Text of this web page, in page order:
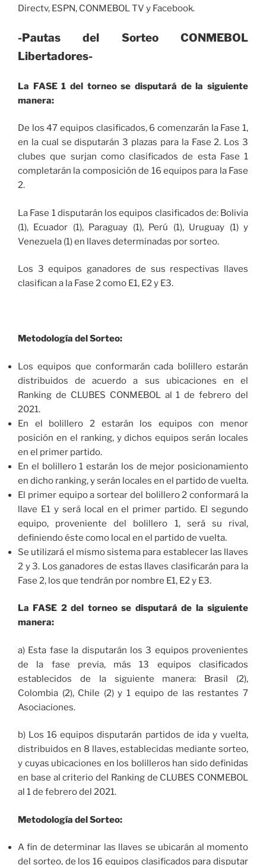
Directv, ESPN, CONMEBOL TV y Facebook.
-Pautas del Sorteo CONMEBOL
Libertadores-
La FASE 1 del torneo se disputará de la siguiente
manera:
De los 47 equipos clasificados, 6 comenzarán la Fase 1,
en la cual se disputarán 3 plazas para la Fase 2. Los 3
clubes que surjan como clasificados de esta Fase 1
completarán la composición de 16 equipos para la Fase
2.
La Fase 1 disputarán los equipos clasificados de: Bolivia
(1), Ecuador (1), Paraguay (1), Perú (1), Uruguay (1) y
Venezuela (1) en llaves determinadas por sorteo.
Los 3 equipos ganadores de sus respectivas llaves
clasifican a la Fase 2 como E1, E2 y E3.
Metodología del Sorteo:
Los equipos que conformarán cada bolillero estarán
distribuidos de acuerdo a sus ubicaciones en el
Ranking de CLUBES CONMEBOL al 1 de febrero del
2021.
En el bolillero 2 estarán los equipos con menor
posición en el ranking, y dichos equipos serán locales
en el primer partido.
En el bolillero 1 estarán los de mejor posicionamiento
en dicho ranking, y serán locales en el partido de vuelta.
El primer equipo a sortear del bolillero 2 conformará la
llave E1 y será local en el primer partido. El segundo
equipo, proveniente del bolillero 1, será su rival,
definiendo éste como local en el partido de vuelta.
Se utilizará el mismo sistema para establecer las llaves
2 y 3. Los ganadores de estas llaves clasificarán para la
Fase 2, los que tendrán por nombre E1, E2 y E3.
La FASE 2 del torneo se disputará de la siguiente
manera:
a) Esta fase la disputarán los 3 equipos provenientes
de la fase previa, más 13 equipos clasificados
establecidos de la siguiente manera: Brasil (2),
Colombia (2), Chile (2) y 1 equipo de las restantes 7
Asociaciones.
b) Los 16 equipos disputarán partidos de ida y vuelta,
distribuidos en 8 llaves, establecidas mediante sorteo,
y cuyas ubicaciones en los bolilleros han sido definidas
en base al criterio del Ranking de CLUBES CONMEBOL
al 1 de febrero del 2021.
Metodología del Sorteo:
A fin de determinar las llaves se ubicarán al momento
del sorteo, de los 16 equipos clasificados para disputar